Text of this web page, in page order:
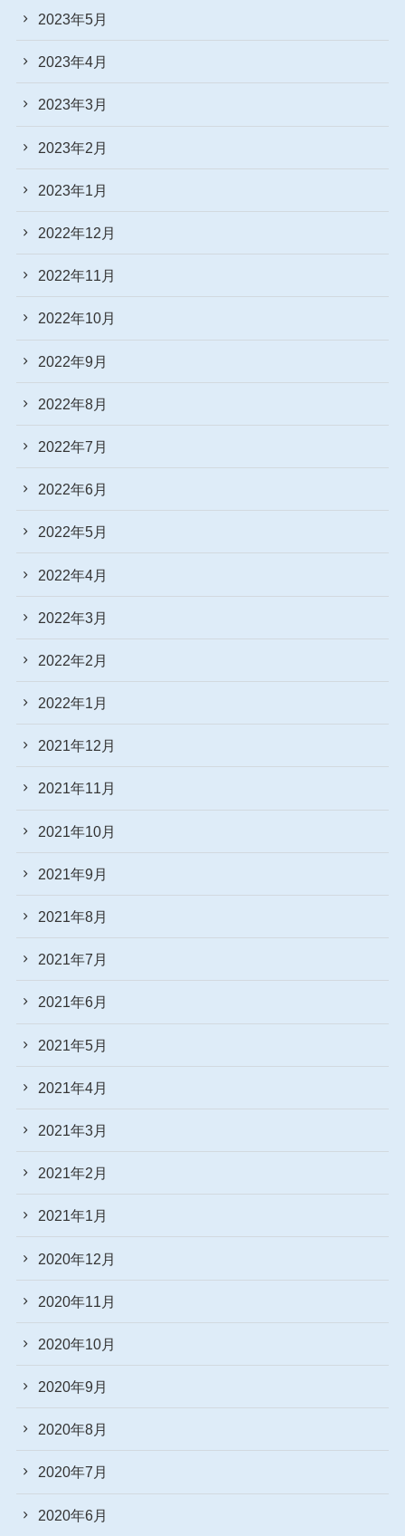
2023年5月
2023年4月
2023年3月
2023年2月
2023年1月
2022年12月
2022年11月
2022年10月
2022年9月
2022年8月
2022年7月
2022年6月
2022年5月
2022年4月
2022年3月
2022年2月
2022年1月
2021年12月
2021年11月
2021年10月
2021年9月
2021年8月
2021年7月
2021年6月
2021年5月
2021年4月
2021年3月
2021年2月
2021年1月
2020年12月
2020年11月
2020年10月
2020年9月
2020年8月
2020年7月
2020年6月